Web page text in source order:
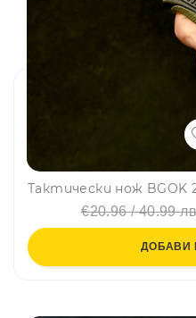
€20.96 / 40.99
ДОБАВИ